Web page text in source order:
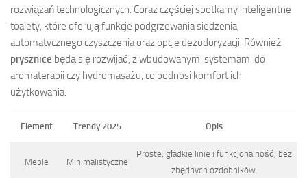
rozwiązań technologicznych. Coraz częściej spotkamy inteligentne
toalety, które oferują funkcje podgrzewania siedzenia,
automatycznego czyszczenia oraz opcje dezodoryzacji. Również
prysznice będą się rozwijać, z wbudowanymi systemami do
aromaterapii czy hydromasażu, co podnosi komfort ich
użytkowania.
Element Trendy 2025 Opis
Meble Minimalistyczne
Proste, gładkie linie i funkcjonalność, bez
zbędnych ozdobników.